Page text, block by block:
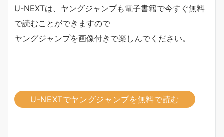
U-NEXTは、ヤングジャンプも電子書籍で今すぐ無料
で読むことができますので
ヤングジャンプを画像付きで楽しんでください。
U-NEXTでヤングジャンプを無料で読む